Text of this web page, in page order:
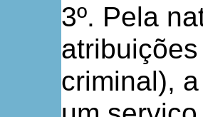
3º. Pela
criminal),